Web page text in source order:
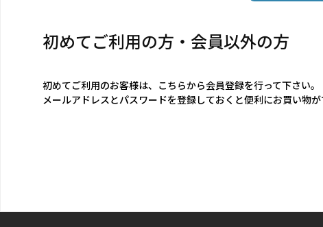
初めてご利用の方・会員以外の方
初めてご利用のお客様は、こちらから会員登録を行って下さい。
メールアドレスとパスワードを登録しておくと便利にお買い物が